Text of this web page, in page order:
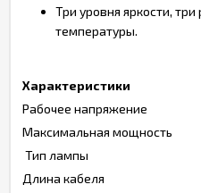
Три уровня яркости,
температуры.
Характеристики
Рабочее напряжение
Максимальная мощность
Тип лампы
Длина кабеля